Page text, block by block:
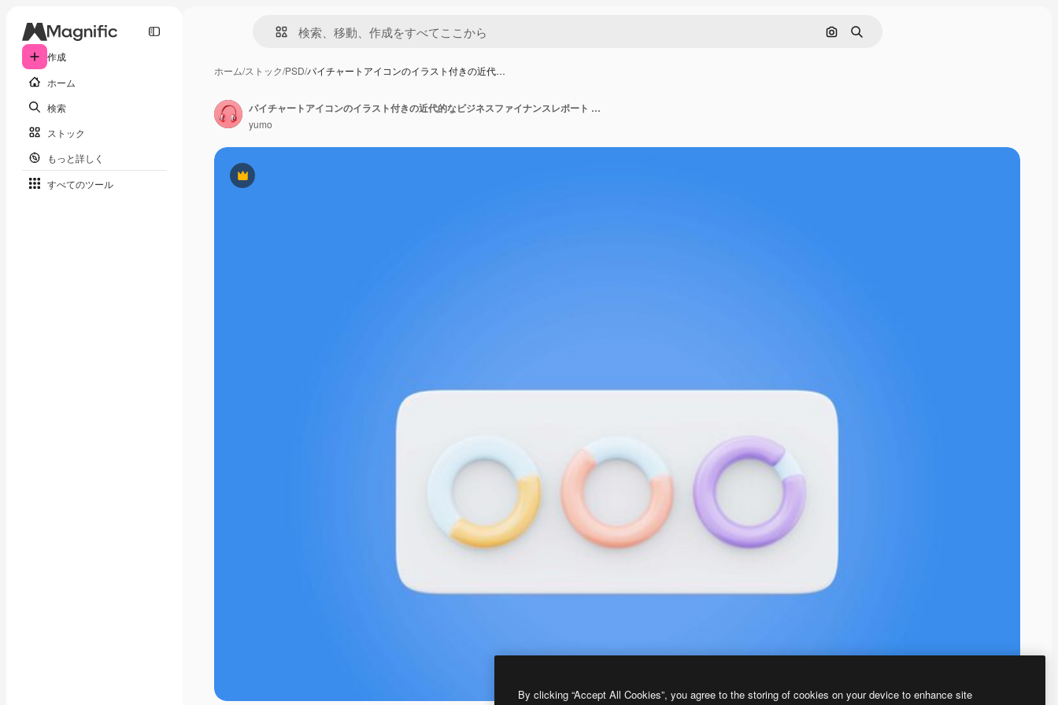
作成
ホーム
検索
ストック
もっと詳しく
すべてのツール
画像で検索
検索
ホーム/ストック/PSD/パイチャートアイコンのイラスト付きの近代…
Premium
パイチャートアイコンのイラスト付きの近代的なビジネスファイナンスレポート 企業事業の概念
yumo
By clicking “Accept All Cookies”, you agree to the storing of cookies on your device to enhance site